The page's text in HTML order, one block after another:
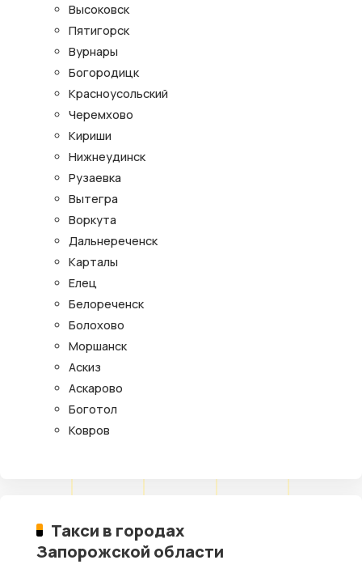
Высоковск
Пятигорск
Вурнары
Богородицк
Красноусольский
Черемхово
Кириши
Нижнеудинск
Рузаевка
Вытегра
Воркута
Дальнереченск
Карталы
Елец
Белореченск
Болохово
Моршанск
Аскиз
Аскарово
Боготол
Ковров
Такси в городах
Запорожской области